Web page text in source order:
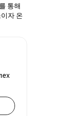
통해
자 온